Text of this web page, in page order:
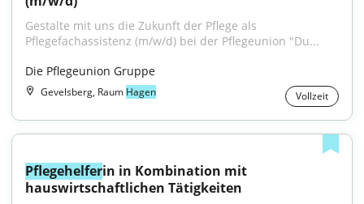
Gestalte mit uns die Zukunft der Pflege als
Pflegefachassistenz (m/w/d) bei der Pflegeunion "Du...
Die Pflegeunion Gruppe
Gevelsberg, Raum Hagen Vollzeit
Pflegehelferin in Kombination mit
hauswirtschaftlichen Tätigkeiten